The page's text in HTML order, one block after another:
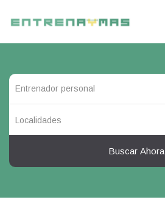
Localidades
Buscar Ahora